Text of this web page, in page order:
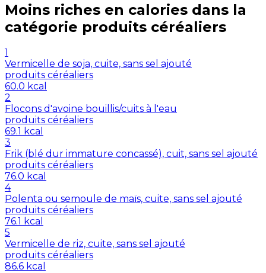
Moins riches en calories dans la
catégorie produits céréaliers
1
Vermicelle de soja, cuite, sans sel ajouté
produits céréaliers
60.0 kcal
2
Flocons d'avoine bouillis/cuits à l'eau
produits céréaliers
69.1 kcal
3
Frik (blé dur immature concassé), cuit, sans sel ajouté
produits céréaliers
76.0 kcal
4
Polenta ou semoule de maïs, cuite, sans sel ajouté
produits céréaliers
76.1 kcal
5
Vermicelle de riz, cuite, sans sel ajouté
produits céréaliers
86.6 kcal